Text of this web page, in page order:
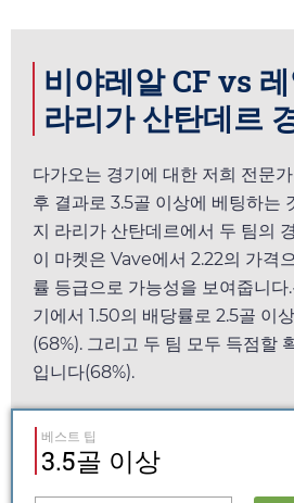
비야레알 CF vs
라리가 산탄데르
다가오는 경기에 대한 저희 전문
후 결과로 3.5골 이상에 베팅하는
지 라리가 산탄데르에서 두 팀의
이 마켓은 Vave에서 2.22의 가격
률 등급으로 가능성을 보여줍니다
기에서 1.50의 배당률로 2.5골 이
(68%). 그리고 두 팀 모두 득점할
입니다(68%).
베스트 팁
3.5골 이상